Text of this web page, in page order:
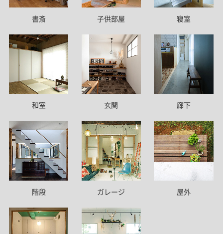
書斎 子供部屋 寝室
和室 玄関 廊下
階段 ガレージ 屋外